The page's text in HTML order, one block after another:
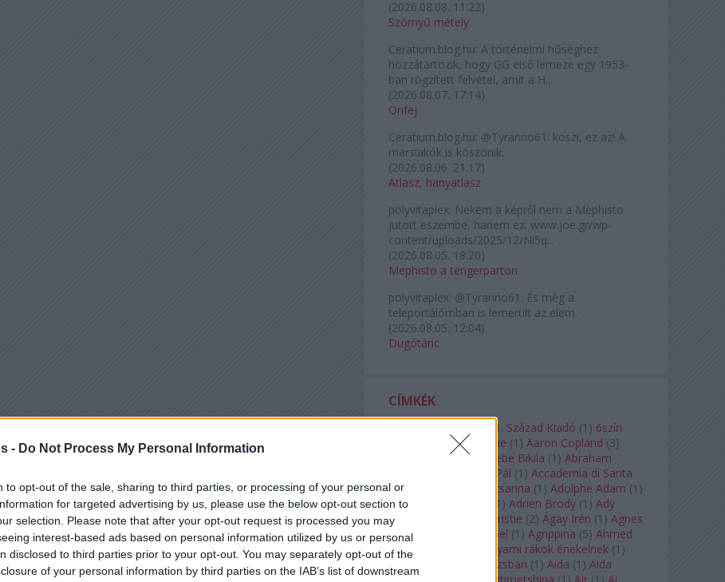
- Do Not Process My Personal Information
to opt-out of the sale, sharing to third parties, or processing of your personal or
for targeted advertising by us, please use the below opt-out section to
selection. Please note that after your opt-out request is processed you may
interest-based ads based on personal information utilized by us or personal
disclosed to third parties prior to your opt-out. You may separately opt-out of the
of your personal information by third parties on the IAB’s list of downstream
(2026.08.08. 11:22)
Szörnyű métely
Ceratium.blog.hu: A történelmi hűséghez
hozzátartozik, hogy GG első lemeze egy 1953-
ban rögzített felvétel, amit a H...
(2026.08.07. 17:14)
Önfej
Ceratium.blog.hu: @Tyranno61: köszi, ez az! A
marslakók is köszönik.
(2026.08.06. 21:17)
Atlasz, hanyatlasz
polyvitaplex: Nekem a képről nem a Mephisto
jutott eszembe, hanem ez: www.joe.gr/wp-
content/uploads/2025/12/Ni5q...
(2026.08.05. 18:20)
Mephisto a tengerparton
polyvitaplex: @Tyranno61: És még a
teleportálómban is lemerült az elem.
(2026.08.05. 12:04)
Dugótánc
CÍMKÉK
21. Század Kiadó (1 ) 6szín
A. A. Milne (1 ) Aaron Copland (3)
Aaron Rosand
(1 Abebe Bikila (1 ) Abraham
Ábrahám Pál (1 ) Accademia di Santa
Cecilia
Ádám Zsuzsanna (1 ) Adolphe Adam (1 )
Adriana Lecouvreur
1 ) Adrien Brody (1 ) Ady
Endre
Agatha Christie (2) Ágay Irén (1 ) Agnes
Baltsa
Agnes Giebel (1 ) Agrippina (5) Ahmed
Szadavi
Ahol a folyami rákok énekelnek (1 )
Ahol a nap felkel Párizsban (1 ) Aida (1 ) Aida